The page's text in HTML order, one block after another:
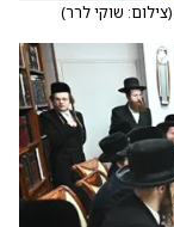
(צילום: שוקי לרר)